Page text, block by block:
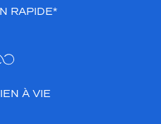
RAPIDE*
À VIE